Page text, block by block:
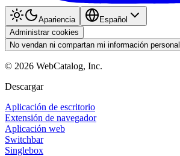
Apariencia
Español
Administrar cookies
No vendan ni compartan mi información personal
© 2026 WebCatalog, Inc.
Descargar
Aplicación de escritorio
Extensión de navegador
Aplicación web
Switchbar
Singlebox